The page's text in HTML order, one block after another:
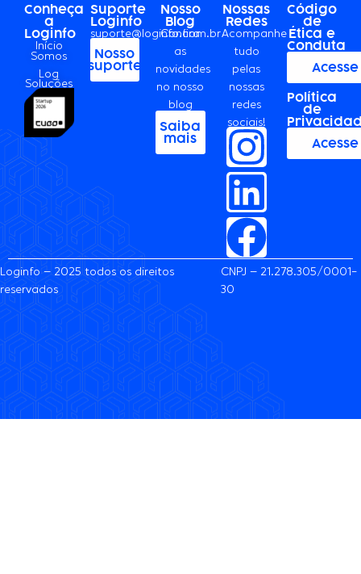
Conheça
a
Loginfo
Início
Somos
Log
Soluções
Suporte
Loginfo
suporte@loginfo.com.br
Nosso
suporte
Nosso
Blog
Confira
as
novidades
no nosso
blog
Saiba
mais
Nossas
Redes
Acompanhe
tudo
pelas
nossas
redes
sociais!
Código
de
Ética e
Conduta
Política
de
Loginfo – 2025 todos os direitos
reservados
CNPJ – 21.278.305/0001-
30